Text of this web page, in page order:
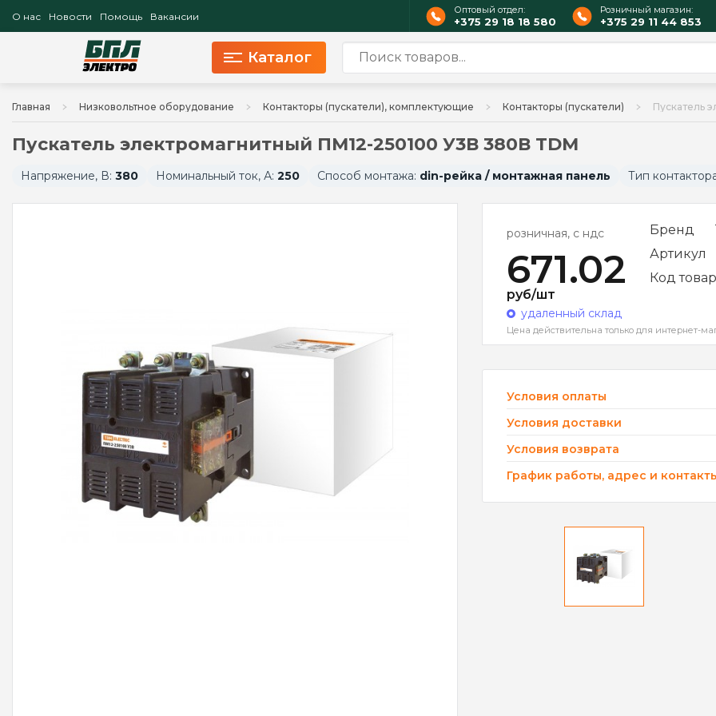
О нас Новости Помощь Вакансии
Оптовый отдел:
+375 29 18 18 580
Розничный магазин:
+375 29 11 44 853
Каталог
Главная Низковольтное оборудование Контакторы (пускатели), комплектующие Контакторы (пускатели) Пускатель
Пускатель электромагнитный ПМ12-250100 У3В 380В TDM
Напряжение, В: 380 Номинальный ток, А: 250 Способ монтажа: din-рейка / монтажная панель Тип
розничная, с ндс
671.02
руб/шт
удаленный склад
Цена действительна только для интернет-
Бренд
Артикул
Код
Условия оплаты
Условия доставки
Условия возврата
График работы, адрес и